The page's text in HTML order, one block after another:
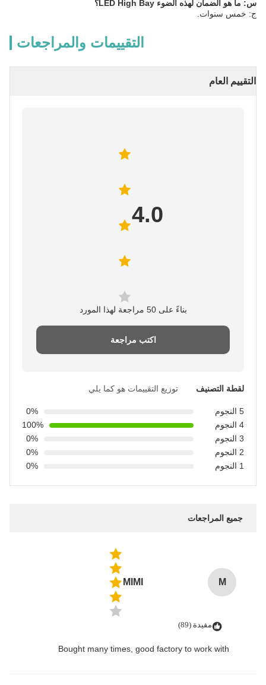
س: ما هو الضمان لهذه الضوء LED High Bay؟
ج: خمس سنوات.
التقييمات والمراجعات
التقييم العام
4.0
بناءً على 50 مراجعة لهذا المورد
اكتب مراجعة
لقطة التصنيف توزيع التقييمات هو كما يلي
5 النجوم
0%
4 النجوم
100%
3 النجوم
0%
2 النجوم
0%
1 النجوم
0%
جميع المراجعات
M
MIMI
مفيدة (89)
Bought many times, good factory to work with